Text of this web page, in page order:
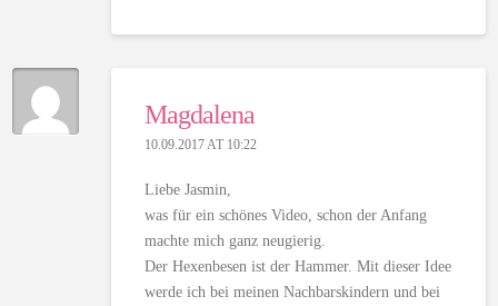
Magdalena
10.09.2017 AT 10:22
Liebe Jasmin,
was für ein schönes Video, schon der Anfang
machte mich ganz neugierig.
Der Hexenbesen ist der Hammer. Mit dieser Idee
werde ich bei meinen Nachbarskindern und bei